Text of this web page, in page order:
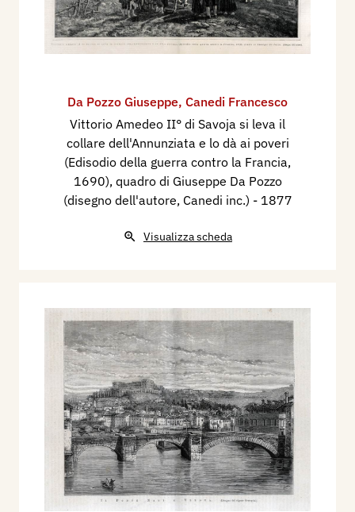
Da Pozzo Giuseppe, Canedi Francesco
Vittorio Amedeo II° di Savoja si leva il
collare dell'Annunziata e lo dà ai poveri
(Edisodio della guerra contro la Francia,
1690), quadro di Giuseppe Da Pozzo
(disegno dell'autore, Canedi inc.) - 1877
Visualizza scheda